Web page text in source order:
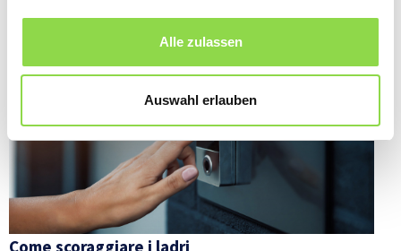
Alle zulassen
Auswahl erlauben
Come scoraggiare i ladri